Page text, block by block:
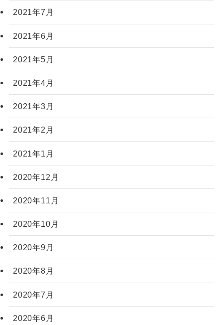
2021年7月
2021年6月
2021年5月
2021年4月
2021年3月
2021年2月
2021年1月
2020年12月
2020年11月
2020年10月
2020年9月
2020年8月
2020年7月
2020年6月